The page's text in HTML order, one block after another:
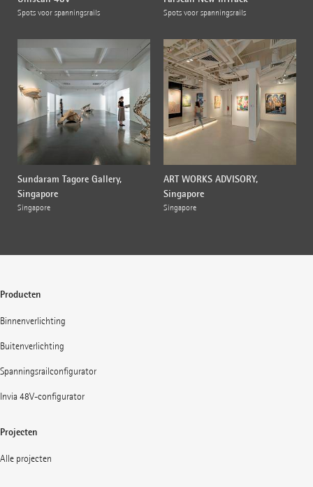
Spots voor spanningsrails Spots voor spanningsrails
Sundaram Tagore Gallery,
Singapore
Singapore
ART WORKS ADVISORY,
Singapore
Singapore
Producten
Binnenverlichting
Buitenverlichting
Spanningsrailconfigurator
Invia 48V-configurator
Projecten
Alle projecten